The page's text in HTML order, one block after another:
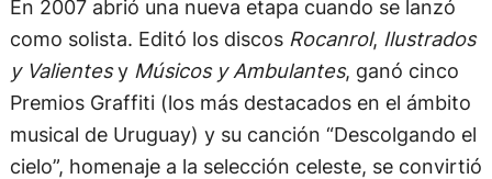
En 2007 abrió una nueva etapa cuando se lanzó
como solista. Editó los discos Rocanrol, Ilustrados
y Valientesy Músicos y Ambulantes, ganó cinco
Premios Graffiti (los más destacados en el ámbito
musical de Uruguay) y su canción “Descolgando el
cielo”, homenaje a la selección celeste, se convirtió